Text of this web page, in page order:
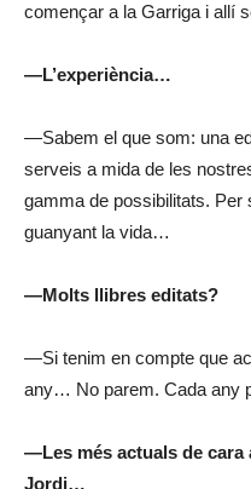
començar a la Garriga i allí
—L’experiència…
—Sabem el que som: una
serveis a mida de les
gamma de possibilitats. Per
guanyant la vida…
—Molts llibres editats?
—Si tenim en compte que
any… No parem. Cada any
—Les més actuals de cara
Jordi…